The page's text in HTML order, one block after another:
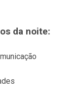
da noite: